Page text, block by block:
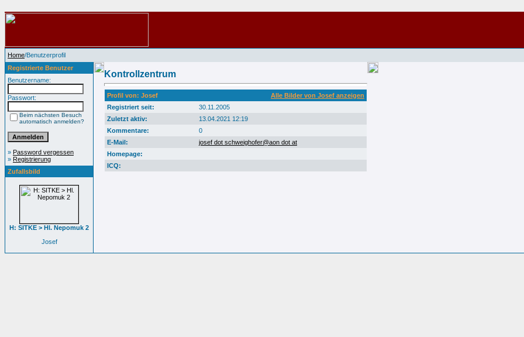
Home/Benutzerprofil
Registrierte Benutzer
Benutzername:
Passwort:
Beim nächsten Besuch
automatisch anmelden?
» Password vergessen
» Registrierung
Zufallsbild
H: SITKE > Hl. Nepomuk 2
Josef
Kontrollzentrum
Profil von: Josef
Alle Bilder von Josef anzeigen
Registriert seit:
30.11.2005
Zuletzt aktiv:
13.04.2021 12:19
Kommentare:
0
E-Mail:
josef dot schweighofer@aon dot at
Homepage:
ICQ: